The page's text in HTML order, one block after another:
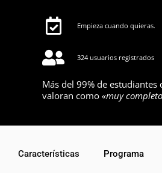
Empieza cuando quieras.
324 usuarios registrados
Más del 99% de estudiantes
valoran como «muy
Características Programa